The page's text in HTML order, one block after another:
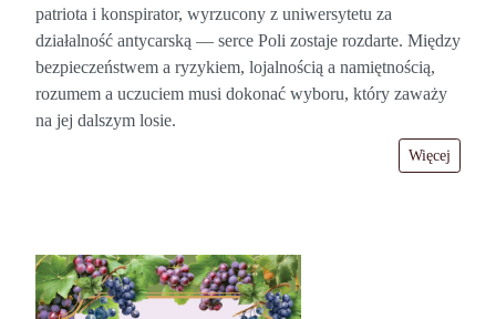
patriota i konspirator, wyrzucony z uniwersytetu za
działalność antycarską — serce Poli zostaje rozdarte. Między
bezpieczeństwem a ryzykiem, lojalnością a namiętnością,
rozumem a uczuciem musi dokonać wyboru, który zaważy
na jej dalszym losie.
Więcej